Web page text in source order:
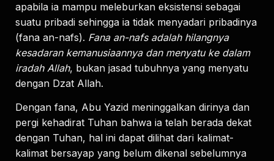
apabila ia mampu meleburkan eksistensi sebagai
suatu pribadi sehingga ia tidak menyadari pribadinya
(fana an-nafs). Fana an-nafs adalah hilangnya
kesadaran kemanusiaannya dan menyatu ke dalam
iradah Allah, bukan jasad tubuhnya yang menyatu
dengan Dzat Allah.
Dengan fana, Abu Yazid meninggalkan dirinya dan
pergi kehadirat Tuhan bahwa ia telah berada dekat
dengan Tuhan, hal ini dapat dilihat dari kalimat-
kalimat bersayap yang belum dikenal sebelumnya